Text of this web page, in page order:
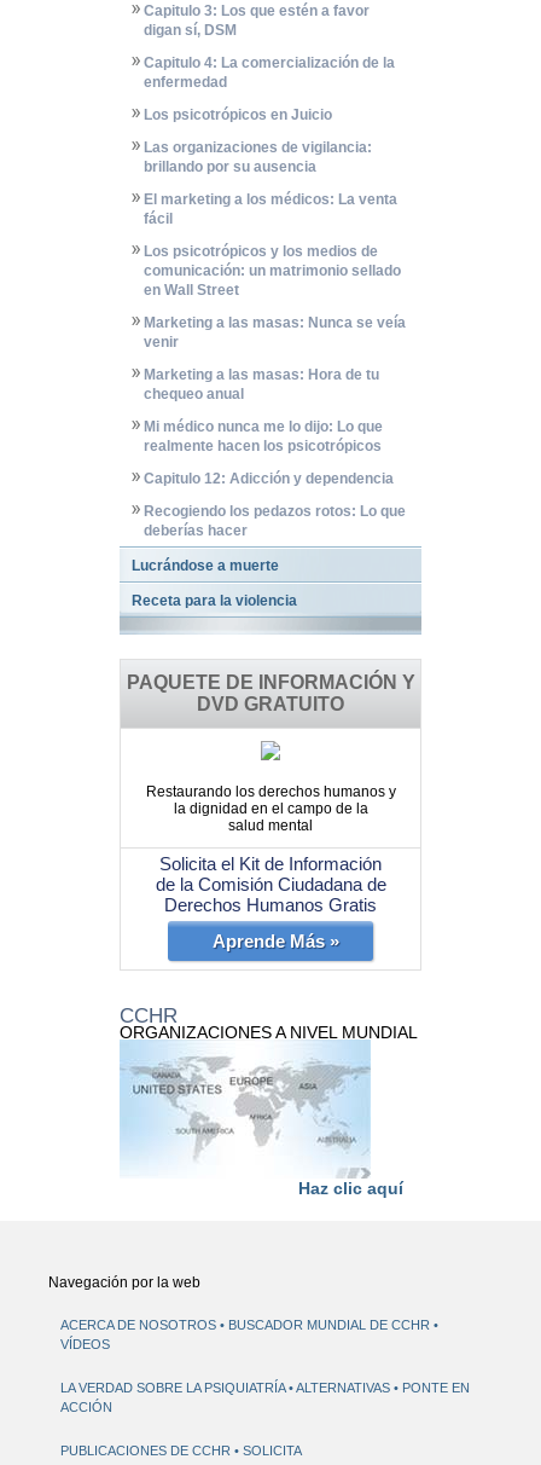
Capitulo 3: Los que estén a favor
digan sí, DSM
Capitulo 4: La comercialización de la
enfermedad
Los psicotrópicos en Juicio
Las organizaciones de vigilancia:
brillando por su ausencia
El marketing a los médicos: La venta
fácil
Los psicotrópicos y los medios de
comunicación: un matrimonio sellado
en Wall Street
Marketing a las masas: Nunca se veía
venir
Marketing a las masas: Hora de tu
chequeo anual
Mi médico nunca me lo dijo: Lo que
realmente hacen los psicotrópicos
Capitulo 12: Adicción y dependencia
Recogiendo los pedazos rotos: Lo que
deberías hacer
Lucrándose a muerte
Receta para la violencia
PAQUETE DE INFORMACIÓN Y
DVD GRATUITO
Restaurando los derechos humanos y
la dignidad en el campo de la
salud mental
Solicita el Kit de Información
de la Comisión Ciudadana de
Derechos Humanos Gratis
Aprende Más »
CCHR
ORGANIZACIONES A NIVEL MUNDIAL
Haz clic aquí
Navegación por la web
ACERCA DE NOSOTROS
BUSCADOR MUNDIAL DE CCHR
VÍDEOS
LA VERDAD SOBRE LA PSIQUIATRÍA ALTERNATIVAS
PONTE EN
ACCIÓN
PUBLICACIONES DE CCHR SOLICITA